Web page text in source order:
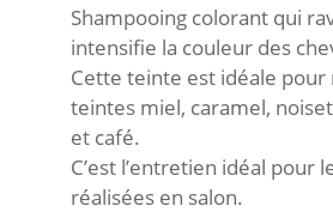
Shampooing colorant qui
intensifie la couleur des
Cette teinte est idéale pour
teintes miel, caramel,
et café.
C’est l’entretien idéal pour
réalisées en salon.